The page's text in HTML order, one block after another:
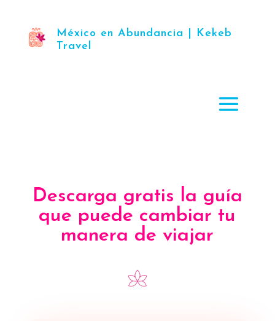
México en Abundancia | Kekeb
Travel
Descarga gratis la guía
que puede cambiar tu
manera de viajar